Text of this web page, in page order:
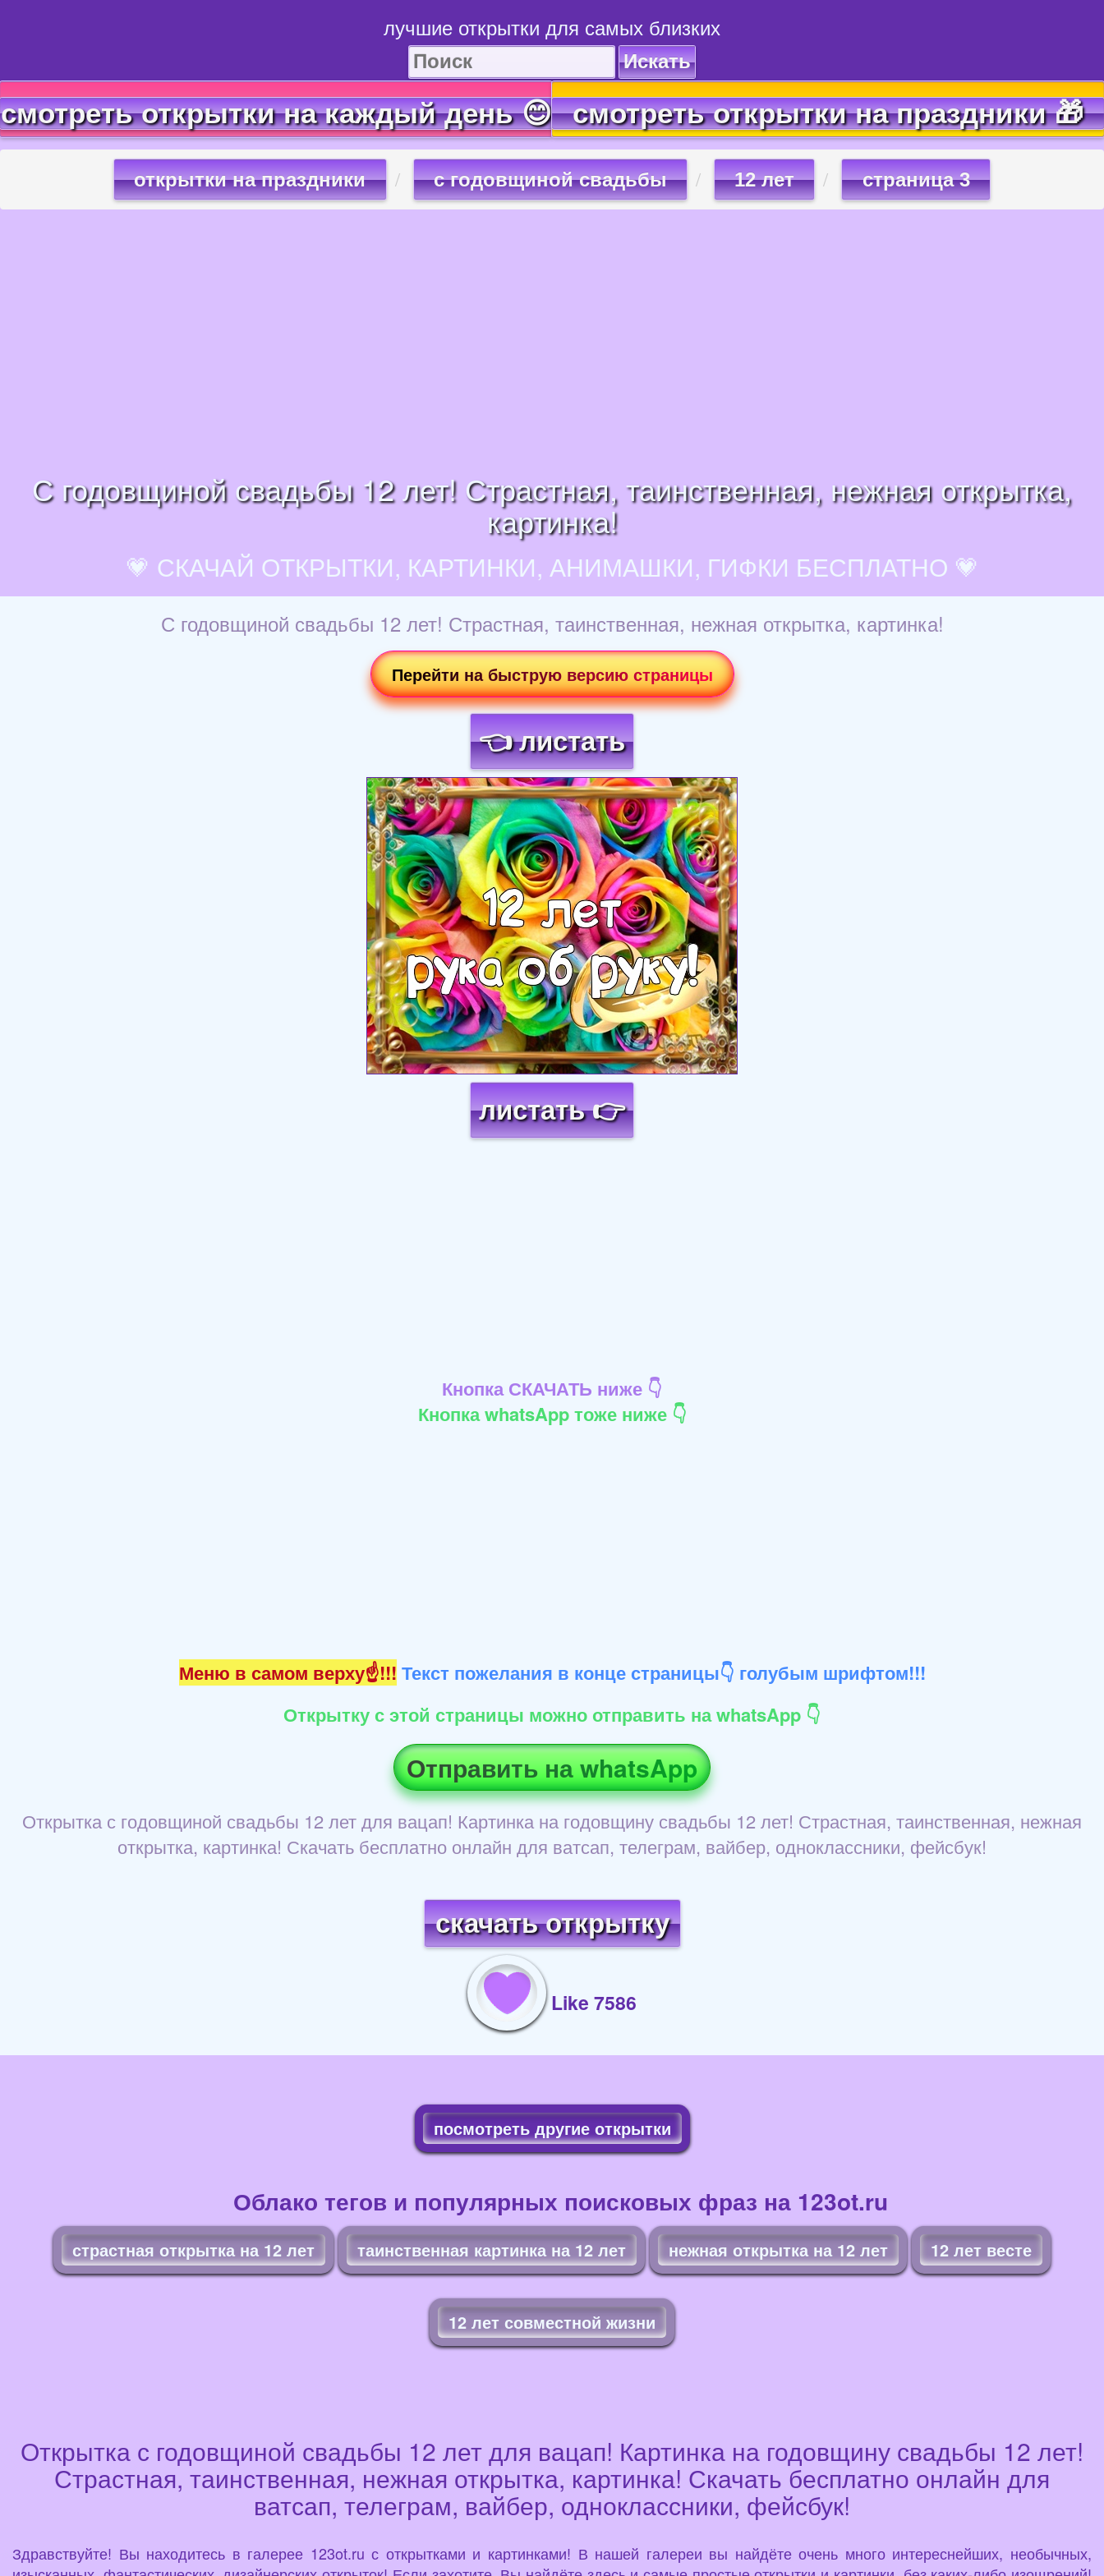
лучшие открытки для самых близких
Искать
смотреть открытки на каждый день 😊 смотреть открытки на праздники 🎁
открытки на праздники с годовщиной свадьбы 12 лет страница 3
С годовщиной свадьбы 12 лет! Страстная, таинственная, нежная открытка,
картинка!
💗 СКАЧАЙ ОТКРЫТКИ, КАРТИНКИ, АНИМАШКИ, ГИФКИ БЕСПЛАТНО 💗
С годовщиной свадьбы 12 лет! Страстная, таинственная, нежная открытка, картинка!
Перейти на быструю версию страницы
👈 листать
Загрузка картинки...
листать 👉
Кнопка СКАЧАТЬ ниже 👇
Кнопка whatsApp тоже ниже 👇
Меню в самом верху☝!!! Текст пожелания в конце страницы👇 голубым шрифтом!!!
Открытку с этой страницы можно отправить на whatsApp 👇
Отправить на whatsApp
Открытка с годовщиной свадьбы 12 лет для вацап! Картинка на годовщину свадьбы 12 лет! Страстная, таинственная, нежная
открытка, картинка! Скачать бесплатно онлайн для ватсап, телеграм, вайбер, одноклассники, фейсбук!
скачать открытку
Like 7586
посмотреть другие открытки
Облако тегов и популярных поисковых фраз на 123ot.ru
страстная открытка на 12 лет таинственная картинка на 12 лет нежная открытка на 12 лет 12 лет весте
12 лет совместной жизни
Открытка с годовщиной свадьбы 12 лет для вацап! Картинка на годовщину свадьбы 12 лет!
Страстная, таинственная, нежная открытка, картинка! Скачать бесплатно онлайн для
ватсап, телеграм, вайбер, одноклассники, фейсбук!
Здравствуйте! Вы находитесь в галерее 123ot.ru с открытками и картинками! В нашей галереи вы найдёте очень много интереснейших, необычных,